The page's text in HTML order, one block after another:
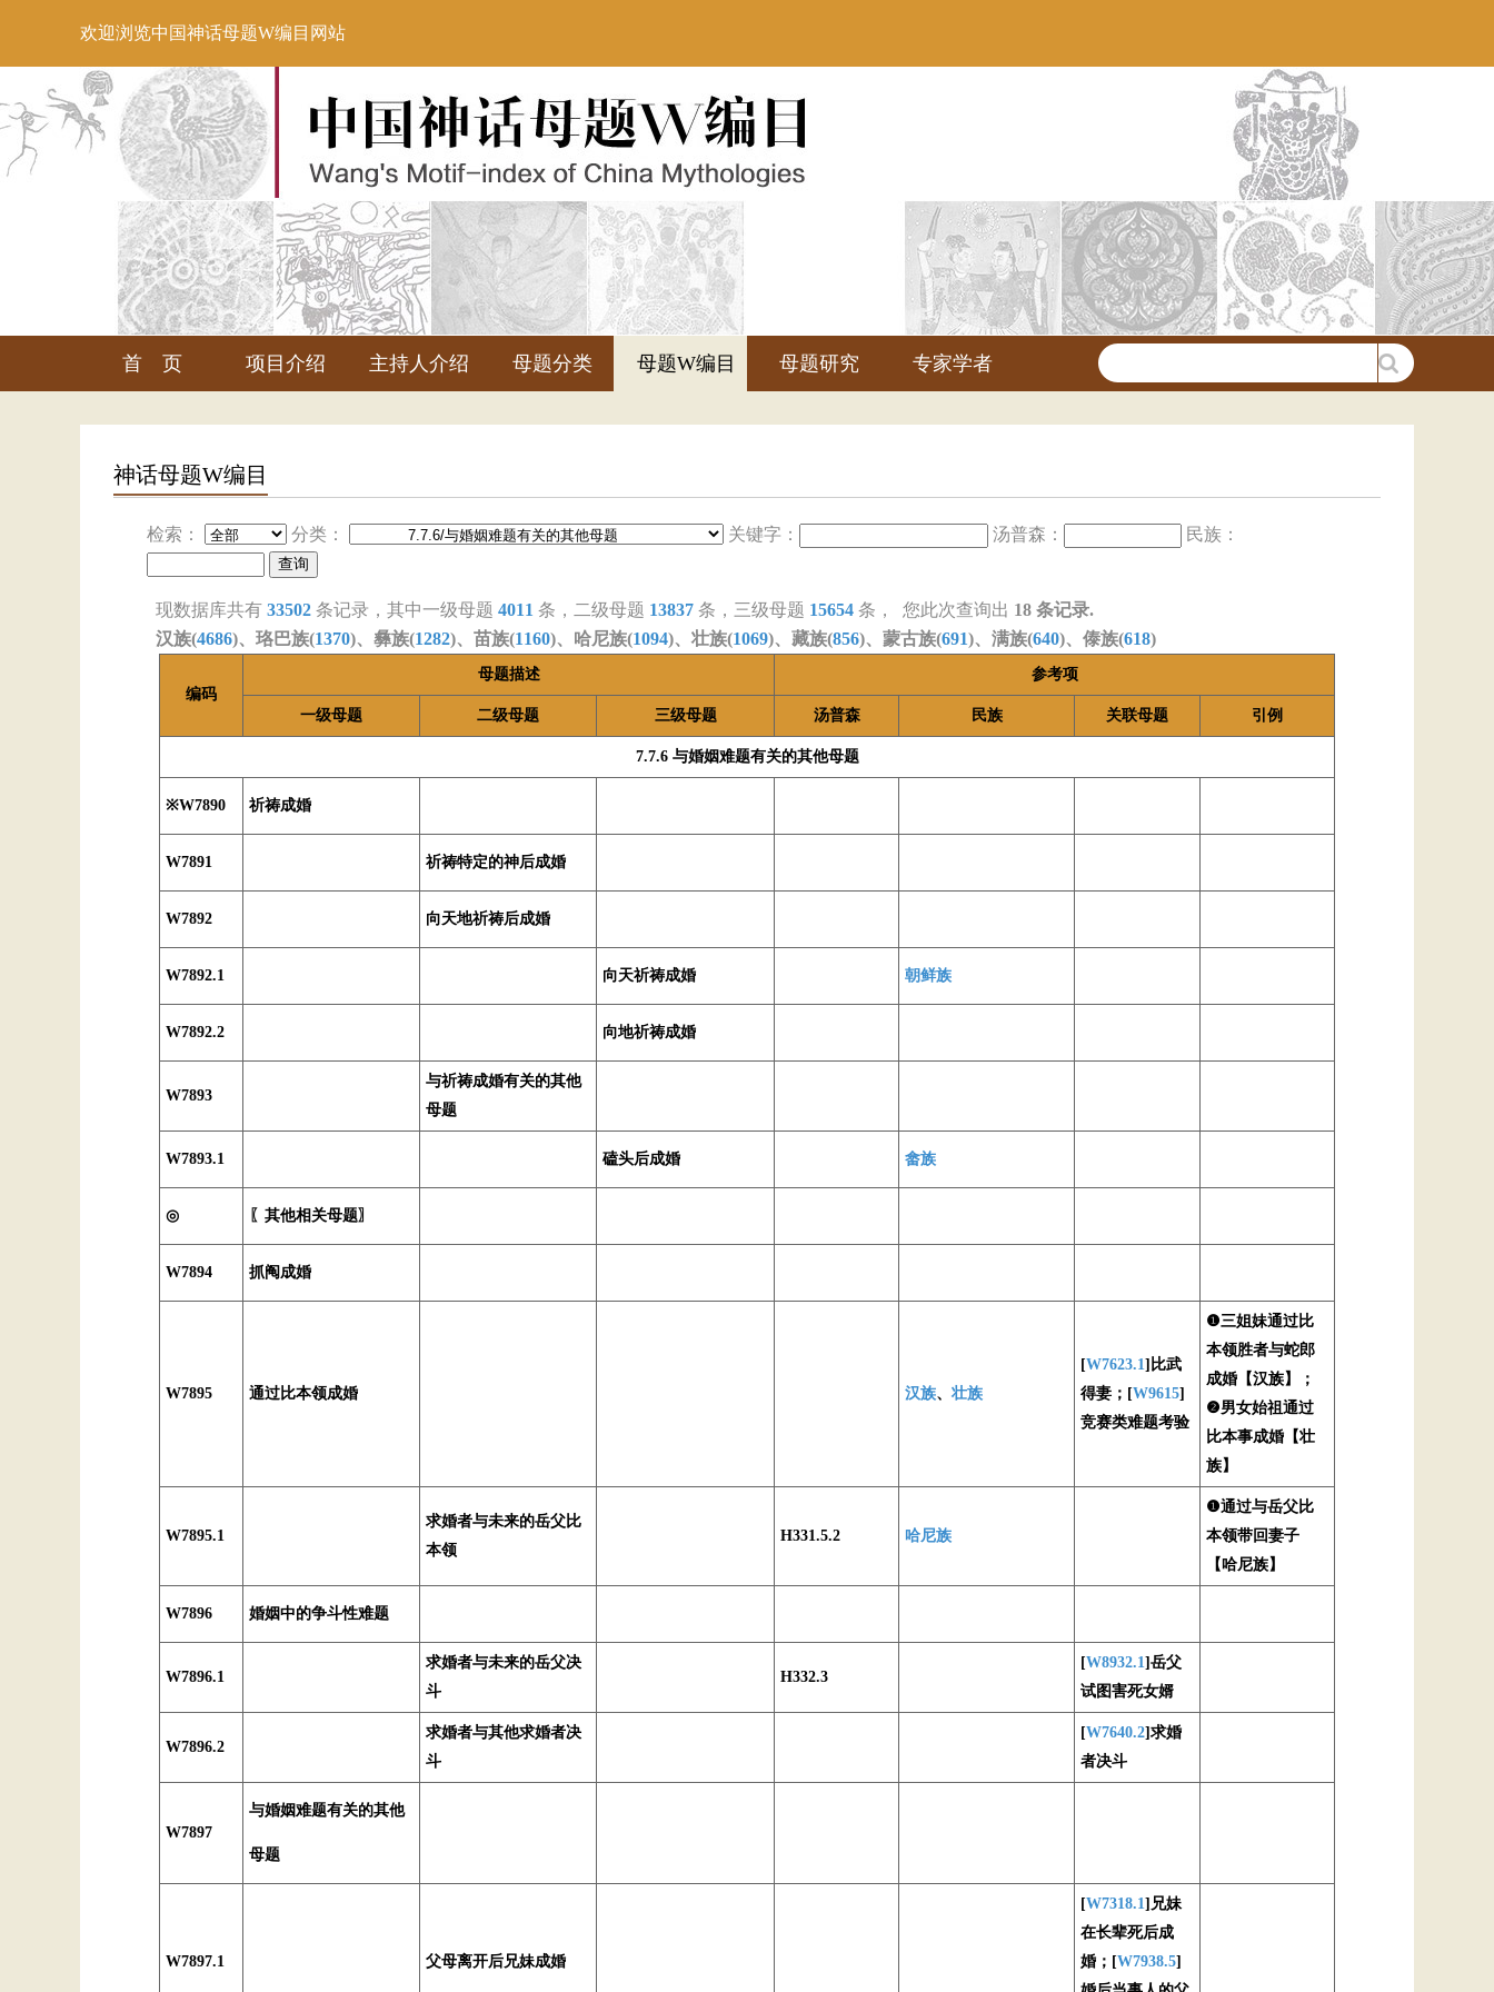
欢迎浏览中国神话母题W编目网站
首 页 项目介绍 主持人介绍 母题分类 母题W编目 母题研究 专家学者
神话母题W编目
检索： 分类： 关键字： 汤普森： 民族：
现数据库共有 33502 条记录，其中一级母题 4011 条，二级母题 13837 条，三级母题 15654 条， 您此次查询出 18 条记录.
汉族(4686)、珞巴族(1370)、彝族(1282)、苗族(1160)、哈尼族(1094)、壮族(1069)、藏族(856)、蒙古族(691)、满族(640)、傣族(618)
编码
母题描述 参考项
一级母题 二级母题 三级母题 汤普森 民族 关联母题 引例
7.7.6 与婚姻难题有关的其他母题
※W7890 祈祷成婚
W7891 祈祷特定的神后成婚
W7892 向天地祈祷后成婚
W7892.1 向天祈祷成婚 朝鲜族
W7892.2 向地祈祷成婚
W7893
与祈祷成婚有关的其他
母题
W7893.1 磕头后成婚 畲族
◎ 〖其他相关母题〗
W7894 抓阄成婚
W7895 通过比本领成婚 汉族、 壮族
[W7623.1]比武
得妻；[W9615]
竞赛类难题考验
❶三姐妹通过比
本领胜者与蛇郎
成婚【汉族】；
❷男女始祖通过
比本事成婚【壮
族】
W7895.1
求婚者与未来的岳父比
本领
H331.5.2 哈尼族
❶通过与岳父比
本领带回妻子
【哈尼族】
W7896 婚姻中的争斗性难题
W7896.1
求婚者与未来的岳父决
斗
H332.3
[W8932.1]岳父
试图害死女婿
W7896.2
求婚者与其他求婚者决
斗
[W7640.2]求婚
者决斗
W7897
与婚姻难题有关的其他
母题
W7897.1 父母离开后兄妹成婚
[W7318.1]兄妹
在长辈死后成
婚；[W7938.5]